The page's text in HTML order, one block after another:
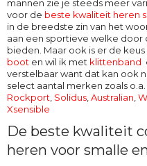
mannen zie je steeds meer
voor de beste kwaliteit heren
in de breedste zin van het
aan een sportieve welke
bieden. Maar ook is er de keus
boot en wil ik met klittenband
verstelbaar want dat kan ook
select aantal merken zoals o.a.
Rockport, Solidus,Australian,
Xsensible
De beste kwaliteit
heren voor smalle